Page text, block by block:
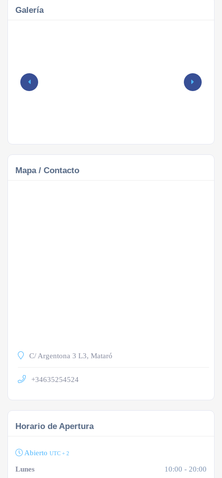
Galería
Mapa / Contacto
C/ Argentona 3 L3, Mataró
+34635254524
Horario de Apertura
Abierto UTC + 2
Lunes 10:00 - 20:00